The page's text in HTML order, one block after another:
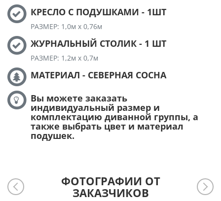
КРЕСЛО С ПОДУШКАМИ - 1ШТ
РАЗМЕР: 1,0м х 0,76м
ЖУРНАЛЬНЫЙ СТОЛИК - 1 ШТ
РАЗМЕР: 1,2м х 0,7м
МАТЕРИАЛ - СЕВЕРНАЯ СОСНА
Вы можете заказать
индивидуальный размер и
комплектацию диванной группы, а
также выбрать цвет и материал
подушек.
ФОТОГРАФИИ ОТ
ЗАКАЗЧИКОВ